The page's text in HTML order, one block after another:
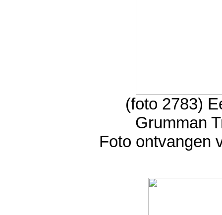
(foto 2783)
Grumman
Foto ontvangen